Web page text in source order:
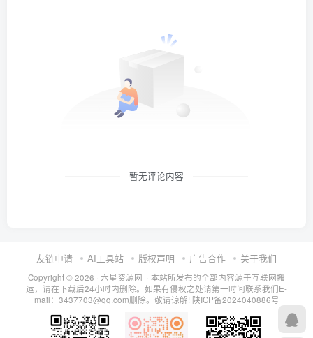
暂无评论内容
友链申请 AI工具站 版权声明 广告合作 关于我们
Copyright © 2026 · 六星资源网 · 本站所发布的全部内容源于互联网搬
运，请在下载后24小时内删除。如果有侵权之处请第一时间联系我们E-
mail：3437703@qq.com删除。敬请谅解! 陕ICP备2024040886号